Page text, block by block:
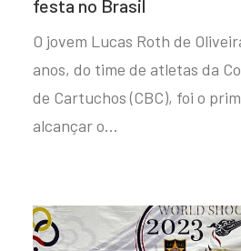
festa no Brasil
O jovem Lucas Roth de
anos, do time de atletas da
de Cartuchos (CBC), foi o
alcançar o…